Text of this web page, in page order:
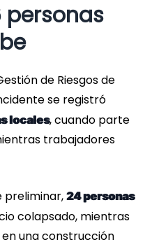
personas
de Riesgos de
se registró
locales, cuando parte
trabajadores
preliminar, 24 personas
colapsado, mientras
una construcción